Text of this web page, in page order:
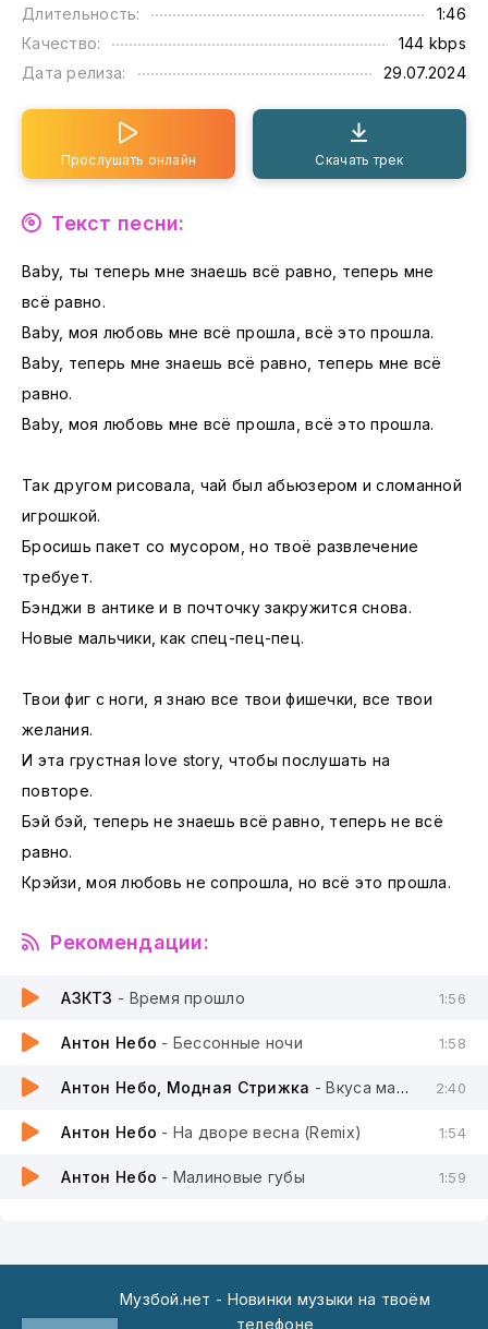
Длительность:
1:46
Качество:
144 kbps
Дата релиза:
29.07.2024
Прослушать онлайн Скачать трек
Текст песни:
Baby, ты теперь мне знаешь всё равно, теперь мне
всё равно.
Baby, моя любовь мне всё прошла, всё это прошла.
Baby, теперь мне знаешь всё равно, теперь мне всё
равно.
Baby, моя любовь мне всё прошла, всё это прошла.
Так другом рисовала, чай был абьюзером и сломанной
игрошкой.
Бросишь пакет со мусором, но твоё развлечение
требует.
Бэнджи в антике и в почточку закружится снова.
Новые мальчики, как спец-пец-пец.
Твои фиг с ноги, я знаю все твои фишечки, все твои
желания.
И эта грустная love story, чтобы послушать на
повторе.
Бэй бэй, теперь не знаешь всё равно, теперь не всё
равно.
Крэйзи, моя любовь не сопрошла, но всё это прошла.
Рекомендации:
АЗКТЗ - Время прошло 1:56
Антон Небо - Бессонные ночи 1:58
Антон Небо, Модная Стрижка - Вкуса мармелада 2:40
Антон Небо - На дворе весна (Remix) 1:54
Антон Небо - Малиновые губы 1:59
Музбой.нет - Новинки музыки на твоём
телефоне